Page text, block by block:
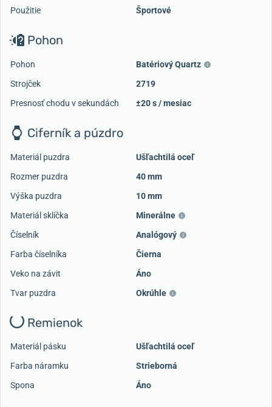
Použitie Športové
Pohon
Pohon
Batériový Quartz
Strojček
2719
Presnosť chodu v sekundách
±20 s / mesiac
Ciferník a púzdro
Materiál puzdra
Ušľachtilá oceľ
Rozmer puzdra
40 mm
Výška puzdra
10 mm
Materiál sklíčka
Minerálne
Číselník
Analógový
Farba číselníka
Čierna
Veko na závit
Áno
Tvar puzdra
Okrúhle
Remienok
Materiál pásku
Ušľachtilá oceľ
Farba náramku
Strieborná
Spona
Áno